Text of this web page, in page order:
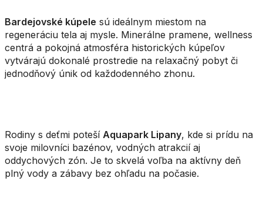
Bardejovské kúpele sú ideálnym miestom na
regeneráciu tela aj mysle. Minerálne pramene, wellness
centrá a pokojná atmosféra historických kúpeľov
vytvárajú dokonalé prostredie na relaxačný pobyt či
jednodňový únik od každodenného zhonu.
Rodiny s deťmi poteší Aquapark Lipany, kde si prídu na
svoje milovníci bazénov, vodných atrakcií aj
oddychových zón. Je to skvelá voľba na aktívny deň
plný vody a zábavy bez ohľadu na počasie.